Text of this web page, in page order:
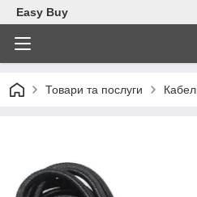
Easy Buy
Товари та послуги